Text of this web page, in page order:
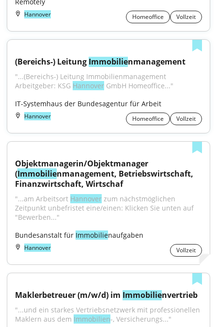
Hannover Homeoffice Vollzeit
(Bereichs-) Leitung Immobilienmanagement
"...(Bereichs-) Leitung Immobilienmanagement
Arbeitgeber: KSG Hannover GmbH Homeoffice..."
IT-Systemhaus der Bundesagentur für Arbeit
Hannover Homeoffice Vollzeit
Objektmanagerin/Objektmanager
(Immobilienmanagement, Betriebswirtschaft,
Finanzwirtschaft, Wirtschaf
"...am Arbeitsort Hannover zum nächstmöglichen
Zeitpunkt unbefristet eine/einen: Klicken Sie unten auf
"Bewerben..."
Bundesanstalt für Immobilienaufgaben
Hannover Vollzeit
Maklerbetreuer (m/w/d) im Immobilienvertrieb
"...und ein starkes Vertriebsnetzwerk mit professionellen
Maklern aus dem Immobilien-, Versicherungs..."